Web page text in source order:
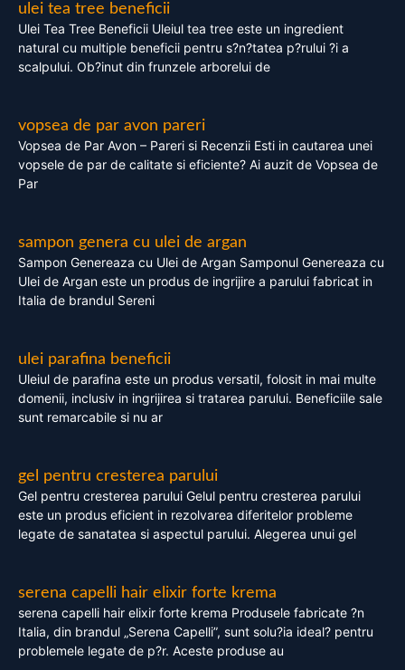
ulei tea tree beneficii
Ulei Tea Tree Beneficii Uleiul tea tree este un ingredient
natural cu multiple beneficii pentru s?n?tatea p?rului ?i a
scalpului. Ob?inut din frunzele arborelui de
vopsea de par avon pareri
Vopsea de Par Avon – Pareri si Recenzii Esti in cautarea unei
vopsele de par de calitate si eficiente? Ai auzit de Vopsea de
Par
sampon genera cu ulei de argan
Sampon Genereaza cu Ulei de Argan Samponul Genereaza cu
Ulei de Argan este un produs de ingrijire a parului fabricat in
Italia de brandul Sereni
ulei parafina beneficii
Uleiul de parafina este un produs versatil, folosit in mai multe
domenii, inclusiv in ingrijirea si tratarea parului. Beneficiile sale
sunt remarcabile si nu ar
gel pentru cresterea parului
Gel pentru cresterea parului Gelul pentru cresterea parului
este un produs eficient in rezolvarea diferitelor probleme
legate de sanatatea si aspectul parului. Alegerea unui gel
serena capelli hair elixir forte krema
serena capelli hair elixir forte krema Produsele fabricate ?n
Italia, din brandul „Serena Capelli”, sunt solu?ia ideal? pentru
problemele legate de p?r. Aceste produse au